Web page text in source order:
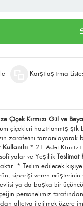
Karşılaştırma
Çiçek Kırmızı Gül ve
çiçekleri hazırlanmış
zarafetini tamamlayarak
Kullanılır* 21 Adet
ve YeşillikTeslimat
* Teslim edilecek
siparişi veren
ya da başka bir
personelimiz
alıcıya iletilmek üzere